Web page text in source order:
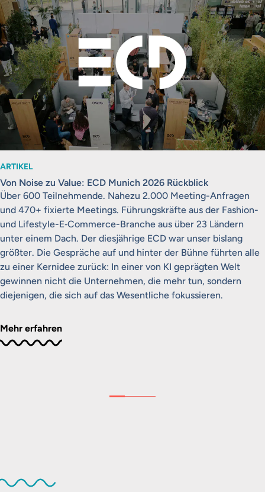
ARTIKEL
Von Noise zu Value: ECD Munich 2026 Rückblick
Über 600 Teilnehmende. Nahezu 2.000 Meeting-Anfragen
und 470+ fixierte Meetings. Führungskräfte aus der Fashion-
und Lifestyle-E‑Commerce-Branche aus über 23 Ländern
unter einem Dach. Der diesjährige ECD war unser bislang
größter. Die Gespräche auf und hinter der Bühne führten alle
zu einer Kernidee zurück: In einer von KI geprägten Welt
gewinnen nicht die Unternehmen, die mehr tun, sondern
diejenigen, die sich auf das Wesentliche fokussieren.
Mehr erfahren